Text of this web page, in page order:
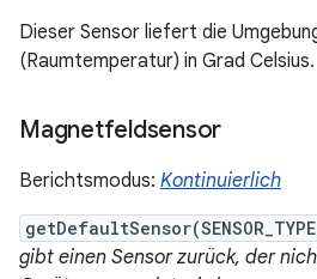
Dieser Sensor liefert die
(Raumtemperatur) in Grad Celsius.
Magnetfeldsensor
Berichtsmodus: Kontinuierlich
gibt einen Sensor zurück, der